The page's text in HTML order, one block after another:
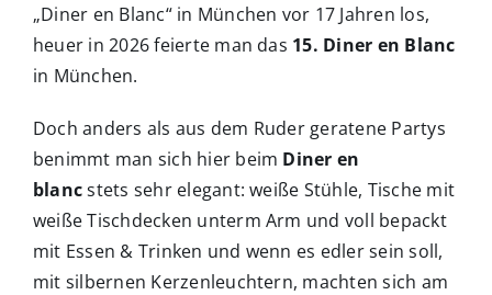
„Diner en Blanc“ in München vor 17 Jahren los,
heuer in 2026 feierte man das 15. Diner en Blanc
in München.
Doch anders als aus dem Ruder geratene Partys
benimmt man sich hier beim Diner en
blancstets sehr elegant: weiße Stühle, Tische mit
weiße Tischdecken unterm Arm und voll bepackt
mit Essen & Trinken und wenn es edler sein soll,
mit silbernen Kerzenleuchtern, machten sich am